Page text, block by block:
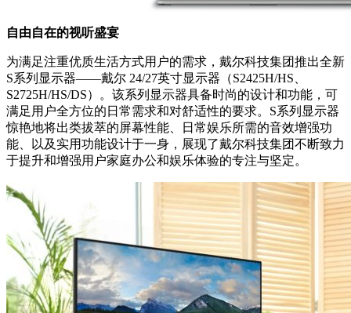
自由自在的视听盛宴
为满足注重优质生活方式用户的需求，戴尔科技集团推出全新
S系列显示器——戴尔 24/27英寸显示器（S2425H/HS、
S2725H/HS/DS）。该系列显示器具备时尚的设计和功能，可
满足用户全方位的日常需求和对舒适性的要求。S系列显示器
惊艳地将出类拔萃的屏幕性能、日常娱乐所需的音效增强功
能、以及实用功能设计于一身，展现了戴尔科技集团不断致力
于提升和增强用户家庭办公和娱乐体验的专注与坚定。